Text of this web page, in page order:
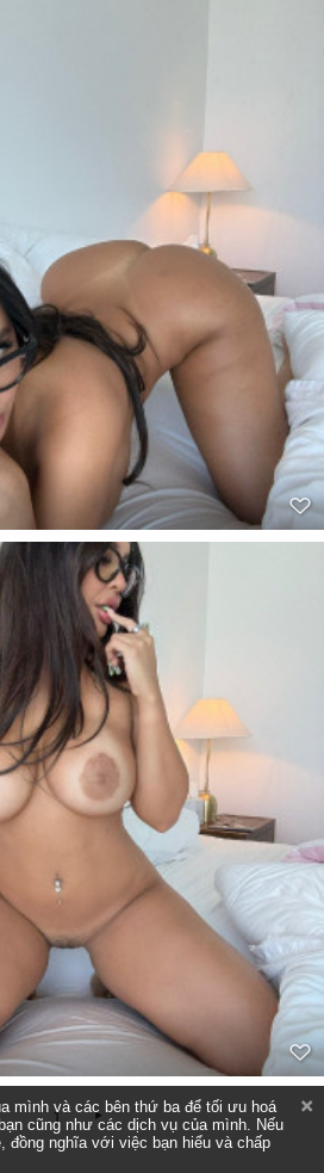
1
mình và các bên thứ ba để tối ưu hoá
cũng như các dịch vụ của mình. Nếu
đồng nghĩa với việc bạn hiểu và chấp